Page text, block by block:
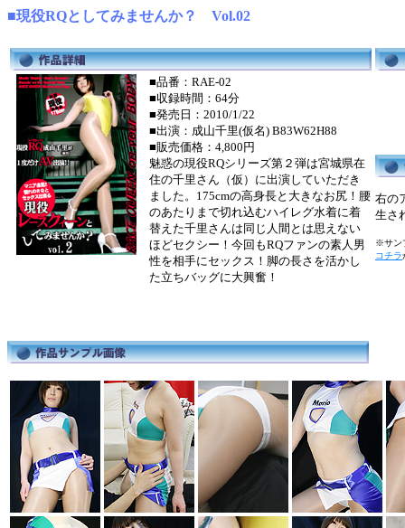
■現役RQとしてみませんか？ Vol.02
■品番：RAE-02
■収録時間：64分
■発売日：2010/1/22
■出演：成山千里(仮名) B83W62H88
■販売価格：4,800円
魅惑の現役RQシリーズ第２弾は宮城県在
住の千里さん（仮）に出演していただき
ました。175cmの高身長と大きなお尻！腰
のあたりまで切れ込むハイレグ水着に着
替えた千里さんは同じ人間とは思えない
ほどセクシー！今回もRQファンの素人男
性を相手にセックス！脚の長さを活かし
た立ちバッグに大興奮！
右の
生さ
※サン
コチラ